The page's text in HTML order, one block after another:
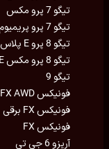
تیگو 7 پرو مکس
تیگو 7 پرو پریمیوم
تیگو 8 پرو E پلاس
تیگو 8 پرو مکس IE
تیگو 9
فونیکس FX AWD
فونیکس FX برقی
فونیکس FX
آریزو 6 جی تی